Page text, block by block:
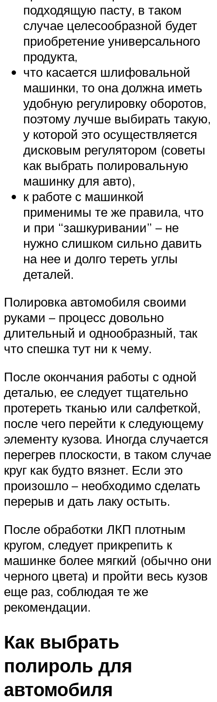
подходящую пасту, в таком
случае целесообразной будет
приобретение универсального
продукта,
что касается шлифовальной
машинки, то она должна иметь
удобную регулировку оборотов,
поэтому лучше выбирать такую,
у которой это осуществляется
дисковым регулятором (советы
как выбрать полировальную
машинку для авто),
к работе с машинкой
применимы те же правила, что
и при “зашкуривании” – не
нужно слишком сильно давить
на нее и долго тереть углы
деталей.
Полировка автомобиля своими
руками – процесс довольно
длительный и однообразный, так
что спешка тут ни к чему.
После окончания работы с одной
деталью, ее следует тщательно
протереть тканью или салфеткой,
после чего перейти к следующему
элементу кузова. Иногда случается
перегрев плоскости, в таком случае
круг как будто вязнет. Если это
произошло – необходимо сделать
перерыв и дать лаку остыть.
После обработки ЛКП плотным
кругом, следует прикрепить к
машинке более мягкий (обычно они
черного цвета) и пройти весь кузов
еще раз, соблюдая те же
рекомендации.
Как выбрать
полироль для
автомобиля